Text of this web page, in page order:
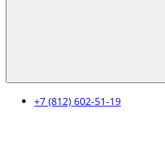
+7 (812) 602-51-19